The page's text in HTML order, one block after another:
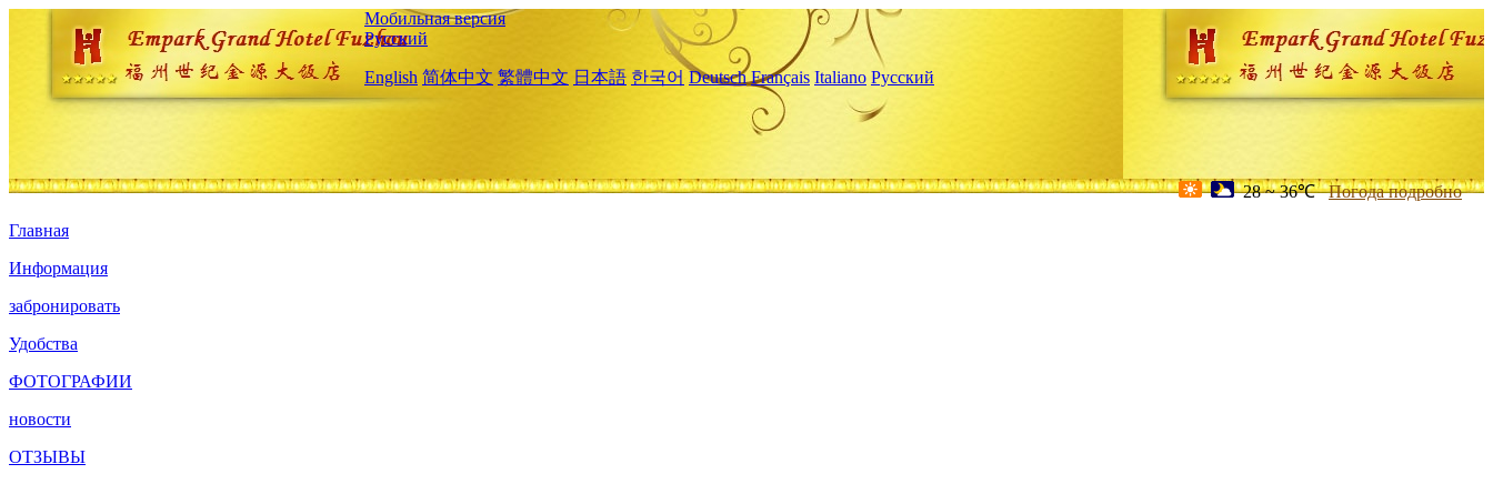
Мобильная версия
Русский
English 简体中文 繁體中文 日本語 한국어 Deutsch Français Italiano Русский
28 ~ 36℃ Погода подробно
Главная
Информация
забронировать
Удобства
ФОТОГРАФИИ
новости
ОТЗЫВЫ